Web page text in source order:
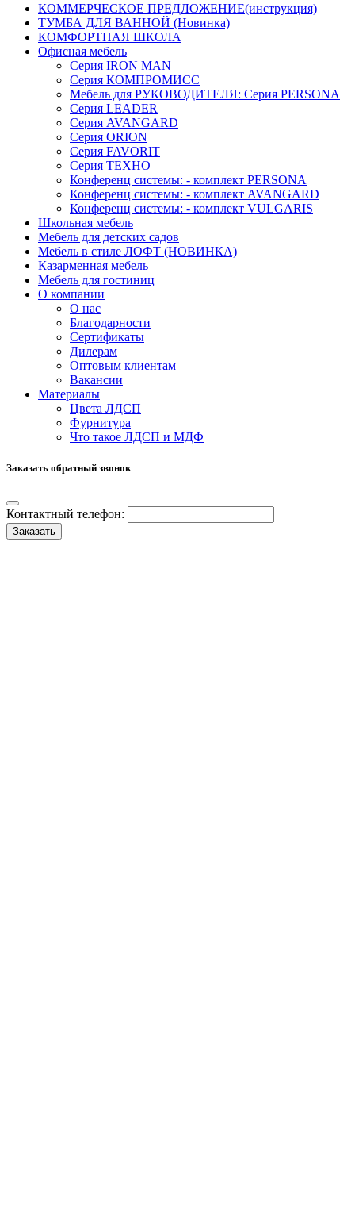
КОММЕРЧЕСКОЕ ПРЕДЛОЖЕНИЕ(инструкция)
ТУМБА ДЛЯ ВАННОЙ (Новинка)
КОМФОРТНАЯ ШКОЛА
Офисная мебель
Серия IRON MAN
Серия КОМПРОМИСС
Мебель для РУКОВОДИТЕЛЯ: Серия PERSONA
Серия LEADER
Серия AVANGARD
Серия ORION
Серия FAVORIT
Серия ТЕХНО
Конференц системы: - комплект PERSONA
Конференц системы: - комплект AVANGARD
Конференц системы: - комплект VULGARIS
Школьная мебель
Мебель для детских садов
Мебель в стиле ЛОФТ (НОВИНКА)
Казарменная мебель
Мебель для гостиниц
О компании
О нас
Благодарности
Сертификаты
Дилерам
Оптовым клиентам
Вакансии
Материалы
Цвета ЛДСП
Фурнитура
Что такое ЛДСП и МДФ
Заказать обратный звонок
Контактный телефон:
Заказать